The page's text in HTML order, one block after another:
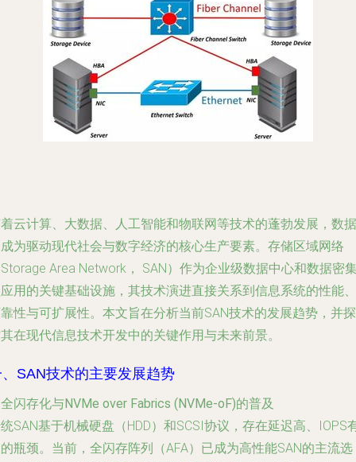
云计算、大数据、人工智能和物联网等技术的蓬勃发展，数据
为驱动现代社会与数字经济的核心生产要素。存储区域网络
Area Network， SAN）作为企业级数据中心和数据密
用的关键基础设施，其技术演进直接关系到信息系统的性能、
性与可扩展性。本文旨在分析当前SAN技术的发展趋势，并探
在现代信息技术开发中的关键作用与未来前景。
SAN技术的主要发展趋势
全闪存化与NVMe over Fabrics (NVMe-oF)的普及
SAN基于机械硬盘（HDD）和SCSI协议，存在延迟高、IOPS
瓶颈。当前，全闪存阵列（AFA）已成为高性能SAN的主流选